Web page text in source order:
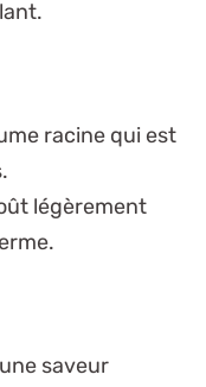
racine qui est
légèrement
saveur